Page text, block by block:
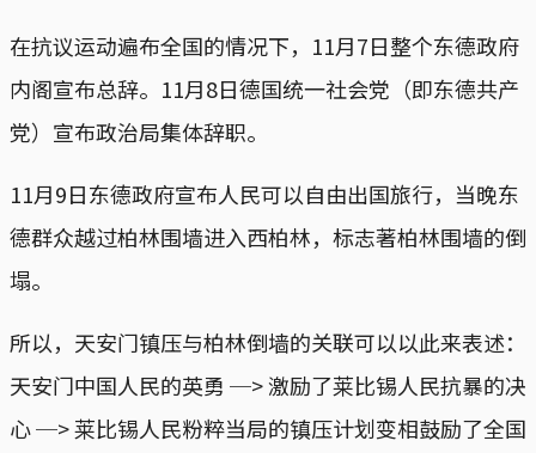
在抗议运动遍布全国的情况下，11月7日整个东德政府
内阁宣布总辞。11月8日德国统一社会党（即东德共产
党）宣布政治局集体辞职。
11月9日东德政府宣布人民可以自由出国旅行，当晚东
德群众越过柏林围墙进入西柏林，标志著柏林围墙的倒
塌。
所以，天安门镇压与柏林倒墙的关联可以以此来表述：
天安门中国人民的英勇 ─> 激励了莱比锡人民抗暴的决
心 ─> 莱比锡人民粉粹当局的镇压计划变相鼓励了全国